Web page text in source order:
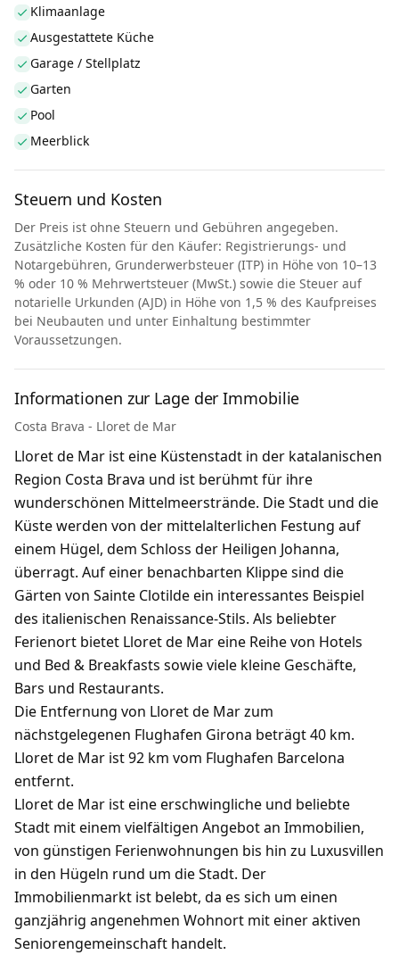
Klimaanlage
Ausgestattete Küche
Garage / Stellplatz
Garten
Pool
Meerblick
Steuern und Kosten
Der Preis ist ohne Steuern und Gebühren angegeben.
Zusätzliche Kosten für den Käufer: Registrierungs- und
Notargebühren, Grunderwerbsteuer (ITP) in Höhe von 10–13
% oder 10 % Mehrwertsteuer (MwSt.) sowie die Steuer auf
notarielle Urkunden (AJD) in Höhe von 1,5 % des Kaufpreises
bei Neubauten und unter Einhaltung bestimmter
Voraussetzungen.
Informationen zur Lage der Immobilie
Costa Brava - Lloret de Mar
Lloret de Mar ist eine Küstenstadt in der katalanischen
Region Costa Brava und ist berühmt für ihre
wunderschönen Mittelmeerstrände. Die Stadt und die
Küste werden von der mittelalterlichen Festung auf
einem Hügel, dem Schloss der Heiligen Johanna,
überragt. Auf einer benachbarten Klippe sind die
Gärten von Sainte Clotilde ein interessantes Beispiel
des italienischen Renaissance-Stils. Als beliebter
Ferienort bietet Lloret de Mar eine Reihe von Hotels
und Bed & Breakfasts sowie viele kleine Geschäfte,
Bars und Restaurants.
Die Entfernung von Lloret de Mar zum
nächstgelegenen Flughafen Girona beträgt 40 km.
Lloret de Mar ist 92 km vom Flughafen Barcelona
entfernt.
Lloret de Mar ist eine erschwingliche und beliebte
Stadt mit einem vielfältigen Angebot an Immobilien,
von günstigen Ferienwohnungen bis hin zu Luxusvillen
in den Hügeln rund um die Stadt. Der
Immobilienmarkt ist belebt, da es sich um einen
ganzjährig angenehmen Wohnort mit einer aktiven
Seniorengemeinschaft handelt.